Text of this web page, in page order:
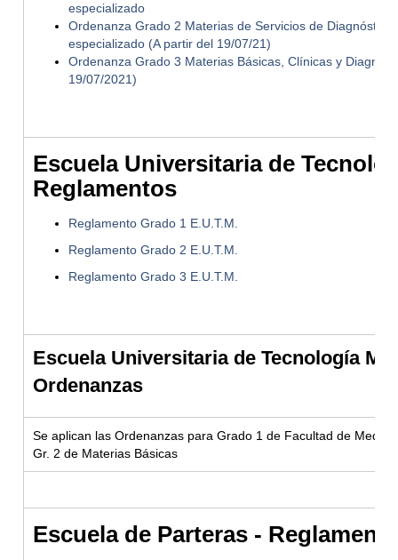
especializado
Ordenanza Grado 2 Materias de Servicios de Diagnóstico
especializado (A partir del 19/07/21)
Ordenanza Grado 3 Materias Básicas, Clínicas y
19/07/2021)
Escuela Universitaria de
Reglamentos
Reglamento Grado 1 E.U.T.M.
Reglamento Grado 2 E.U.T.M.
Reglamento Grado 3 E.U.T.M.
Escuela Universitaria de Tecnología
Ordenanzas
Se aplican las Ordenanzas para Grado 1 de Facultad de
Gr. 2 de Materias Básicas
Escuela de Parteras -